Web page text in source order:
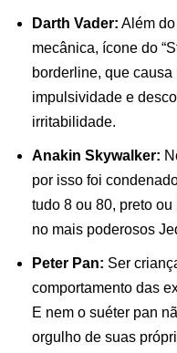
Darth Vader: Além
mecânica, ícone do
borderline, que
impulsividade e
irritabilidade.
Anakin Skywalker:
por isso foi
tudo 8 ou 80, preto
no mais poderosos
Peter Pan: Ser
comportamento das
E nem o suéter pan
orgulho de suas